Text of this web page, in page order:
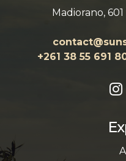
Madiorano,
+261 38 55 691